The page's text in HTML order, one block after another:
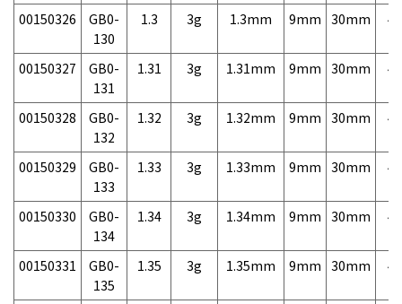
00150326
GB0-
130
1.3 3g 1.3mm 9mm 30mm
00150327
GB0-
131
1.31 3g 1.31mm 9mm 30mm
00150328
GB0-
132
1.32 3g 1.32mm 9mm 30mm
00150329
GB0-
133
1.33 3g 1.33mm 9mm 30mm
00150330
GB0-
134
1.34 3g 1.34mm 9mm 30mm
00150331
GB0-
135
1.35 3g 1.35mm 9mm 30mm